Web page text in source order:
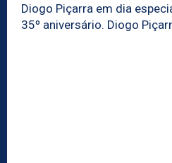
Diogo Piçarra em dia
35º aniversário. Diogo